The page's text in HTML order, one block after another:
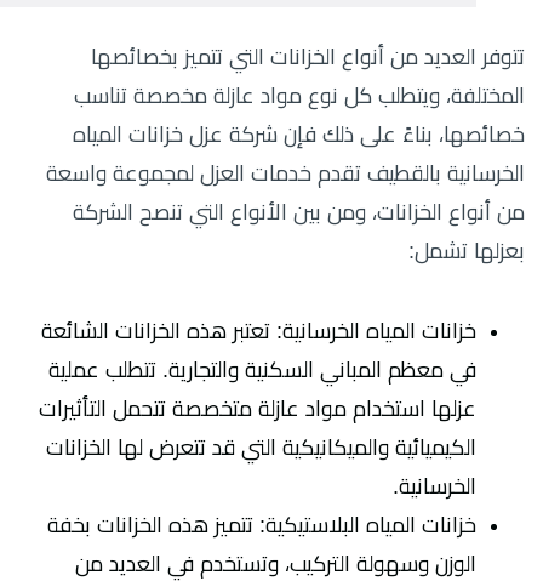
تتوفر العديد من أنواع الخزانات التي تتميز بخصائصها
المختلفة، ويتطلب كل نوع مواد عازلة مخصصة تناسب
خصائصها، بناءً على ذلك فإن شركة عزل خزانات المياه
الخرسانية بالقطيف تقدم خدمات العزل لمجموعة واسعة
من أنواع الخزانات، ومن بين الأنواع التي تنصح الشركة
بعزلها تشمل:
خزانات المياه الخرسانية: تعتبر هذه الخزانات الشائعة
في معظم المباني السكنية والتجارية. تتطلب عملية
عزلها استخدام مواد عازلة متخصصة تتحمل التأثيرات
الكيميائية والميكانيكية التي قد تتعرض لها الخزانات
الخرسانية.
خزانات المياه البلاستيكية: تتميز هذه الخزانات بخفة
الوزن وسهولة التركيب، وتستخدم في العديد من